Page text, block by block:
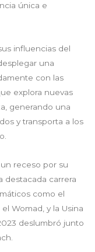
única e
influencias del
una
con las
explora nuevas
generando una
y transporta a los
receso por su
destacada carrera
como el
Womad, y la Usina
deslumbró junto